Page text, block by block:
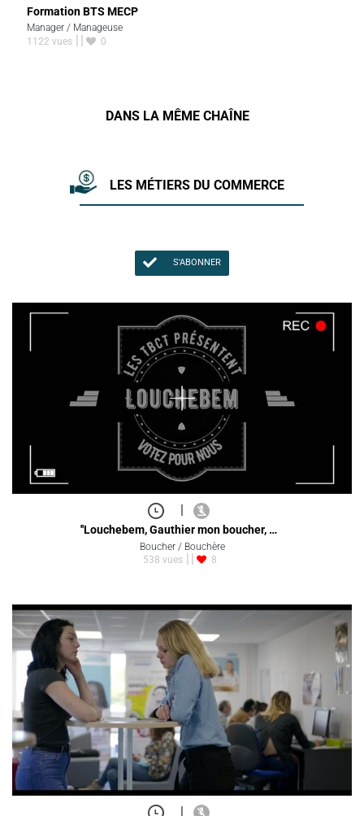
Formation BTS MECP
Manager / Manageuse
1122 vues
0
DANS LA MÊME CHAÎNE
LES MÉTIERS DU COMMERCE
S'ABONNER
|
''Louchebem, Gauthier mon boucher, …
Boucher / Bouchère
538 vues
8